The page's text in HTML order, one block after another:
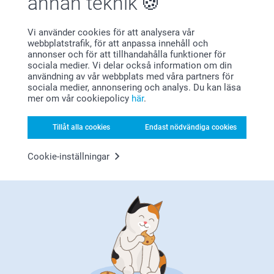
Vi använder cookies för att analysera vår
webbplatstrafik, för att anpassa innehåll och
annonser och för att tillhandahålla funktioner för
sociala medier. Vi delar också information om din
användning av vår webbplats med våra partners för
sociala medier, annonsering och analys. Du kan läsa
mer om vår cookiepolicy här.
Tillåt alla cookies Endast nödvändiga cookies
Cookie-inställningar
fotoförstoringar/posters. Visst är det härligt att
oss 😊
Varma hälsningar
Miia @smartphoto
Poonnaphassorn,
2023-09-12
Det var inte så bra kvalitet som jag önskar
2023-06-13
Fint tryck och bra kvalitet. Alltid nöjd med era produkter!